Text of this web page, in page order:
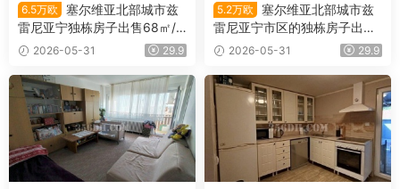
6.5万欧
塞尔维亚北部城市兹
雷尼亚宁独栋房子出售68㎡/4
52㎡/6.5万欧
2026-05-31 29.9
5.2万欧
塞尔维亚北部城市兹
雷尼亚宁市区的独栋房子出售1
01平米/5.2万欧
2026-05-31 29.9